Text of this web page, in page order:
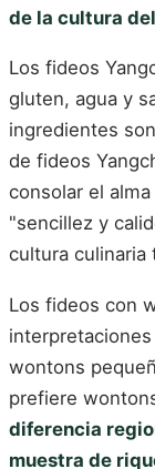
de la cultura
Los fideos
gluten, agua y
ingredientes
de fideos
consolar el
"sencillez y
cultura culinaria
Los fideos con
wontons
prefiere
diferencia
muestra de